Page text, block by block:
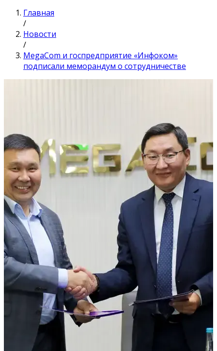
Главная
/
Новости
/
MegaCom и госпредприятие «Инфоком»
подписали меморандум о сотрудничестве